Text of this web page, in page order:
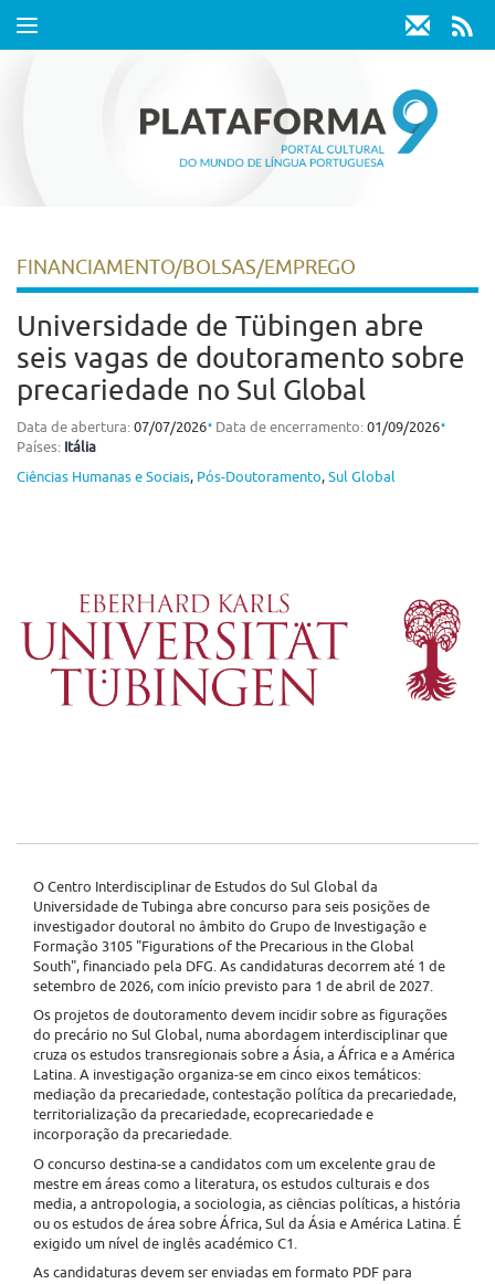
Toggle
FINANCIAMENTO/BOLSAS/EMPREGO
Universidade de Tübingen abre
seis vagas de doutoramento sobre
precariedade no Sul Global
Data de abertura: 07/07/2026⋅ Data de encerramento: 01/09/2026⋅
Países: Itália
Ciências Humanas e Sociais, Pós-Doutoramento, Sul Global
O Centro Interdisciplinar de Estudos do Sul Global da
Universidade de Tubinga abre concurso para seis posições de
investigador doutoral no âmbito do Grupo de Investigação e
Formação 3105 "Figurations of the Precarious in the Global
South", financiado pela DFG. As candidaturas decorrem até 1 de
setembro de 2026, com início previsto para 1 de abril de 2027.
Os projetos de doutoramento devem incidir sobre as figurações
do precário no Sul Global, numa abordagem interdisciplinar que
cruza os estudos transregionais sobre a Ásia, a África e a América
Latina. A investigação organiza-se em cinco eixos temáticos:
mediação da precariedade, contestação política da precariedade,
territorialização da precariedade, ecoprecariedade e
incorporação da precariedade.
O concurso destina-se a candidatos com um excelente grau de
mestre em áreas como a literatura, os estudos culturais e dos
media, a antropologia, a sociologia, as ciências políticas, a história
ou os estudos de área sobre África, Sul da Ásia e América Latina. É
exigido um nível de inglês académico C1.
As candidaturas devem ser enviadas em formato PDF para